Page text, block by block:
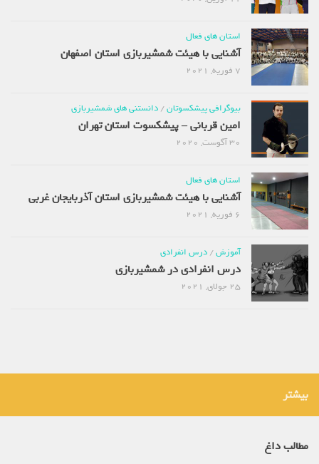
استان های فعال
آشنایی با هیئت شمشیربازی استان اصفهان
بیوگرافی پیشکسوتان/دانستنی های شمشیربازی
امین قربانی – پیشکسوت استان تهران
استان های فعال
آشنایی با هیئت شمشیربازی استان آذربایجان غربی
آموزش/درس انفرادی
درس انفرادی در شمشیربازی
بیشتر
مطالب داغ